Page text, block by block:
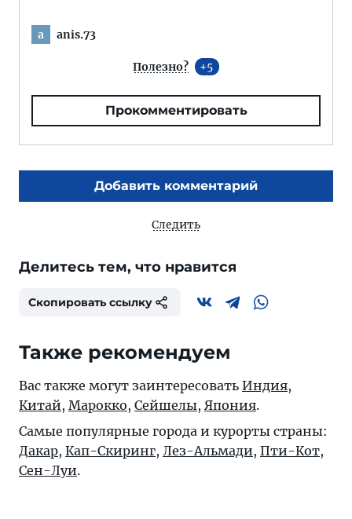
a anis.73
Полезно? 5
Прокомментировать
Добавить комментарий
Следить
Делитесь тем, что нравится
Скопировать ссылку
Также рекомендуем
Вас также могут заинтересовать Индия,
Китай, Марокко, Сейшелы, Япония.
Самые популярные города и курорты страны:
Дакар, Кап-Скиринг, Лез-Альмади, Пти-Кот,
Сен-Луи.